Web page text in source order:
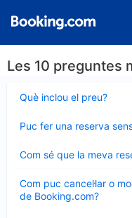
Les 10 preguntes
Què inclou el preu?
tancat
Puc fer una reserva
tancat
Com sé que la meva
tancat
Com puc cancel·lar o
de Booking.com?
tancat